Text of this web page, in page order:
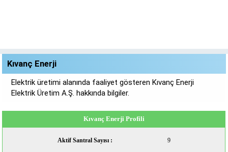
Kıvanç Enerji
Elektrik üretimi alanında faaliyet gösteren Kıvanç Enerji
Elektrik Üretim A.Ş. hakkında bilgiler.
Kıvanç Enerji Profili
Aktif Santral Sayısı : 9